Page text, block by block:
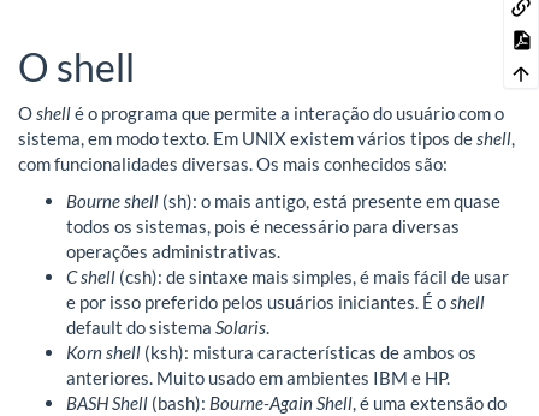
O shell
Oshellé o programa que permite a interação do usuário com o
sistema, em modo texto. Em UNIX existem vários tipos deshell,
com funcionalidades diversas. Os mais conhecidos são:
Bourne shell (sh): o mais antigo, está presente em quase
todos os sistemas, pois é necessário para diversas
operações administrativas.
C shell (csh): de sintaxe mais simples, é mais fácil de usar
e por isso preferido pelos usuários iniciantes. É oshell
default do sistema Solaris.
Korn shell (ksh): mistura características de ambos os
anteriores. Muito usado em ambientes IBM e HP.
BASH Shell (bash): Bourne-Again Shell, é uma extensão do